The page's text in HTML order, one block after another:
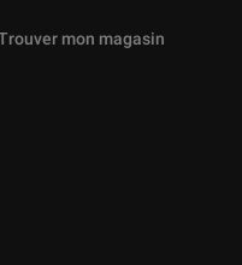
vous être proposées
mon magasin